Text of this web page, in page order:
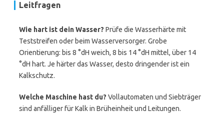
Leitfragen
Wie hart ist dein Wasser? Prüfe die Wasserhärte mit
Teststreifen oder beim Wasserversorger. Grobe
Orientierung: bis 8 °dH weich, 8 bis 14 °dH mittel, über 14
°dH hart. Je härter das Wasser, desto dringender ist ein
Kalkschutz.
Welche Maschine hast du? Vollautomaten und Siebträger
sind anfälliger für Kalk in Brüheinheit und Leitungen.